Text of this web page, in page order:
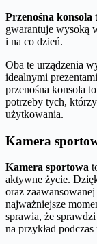
Przenośna konsola
gwarantuje wysoką
i na co dzień.
Oba te urządzenia
idealnymi
przenośna konsola
potrzeby tych,
użytkowania.
Kamera
Kamera sportowa
aktywne życie.
oraz
najważniejsze
sprawia, że
na przykład